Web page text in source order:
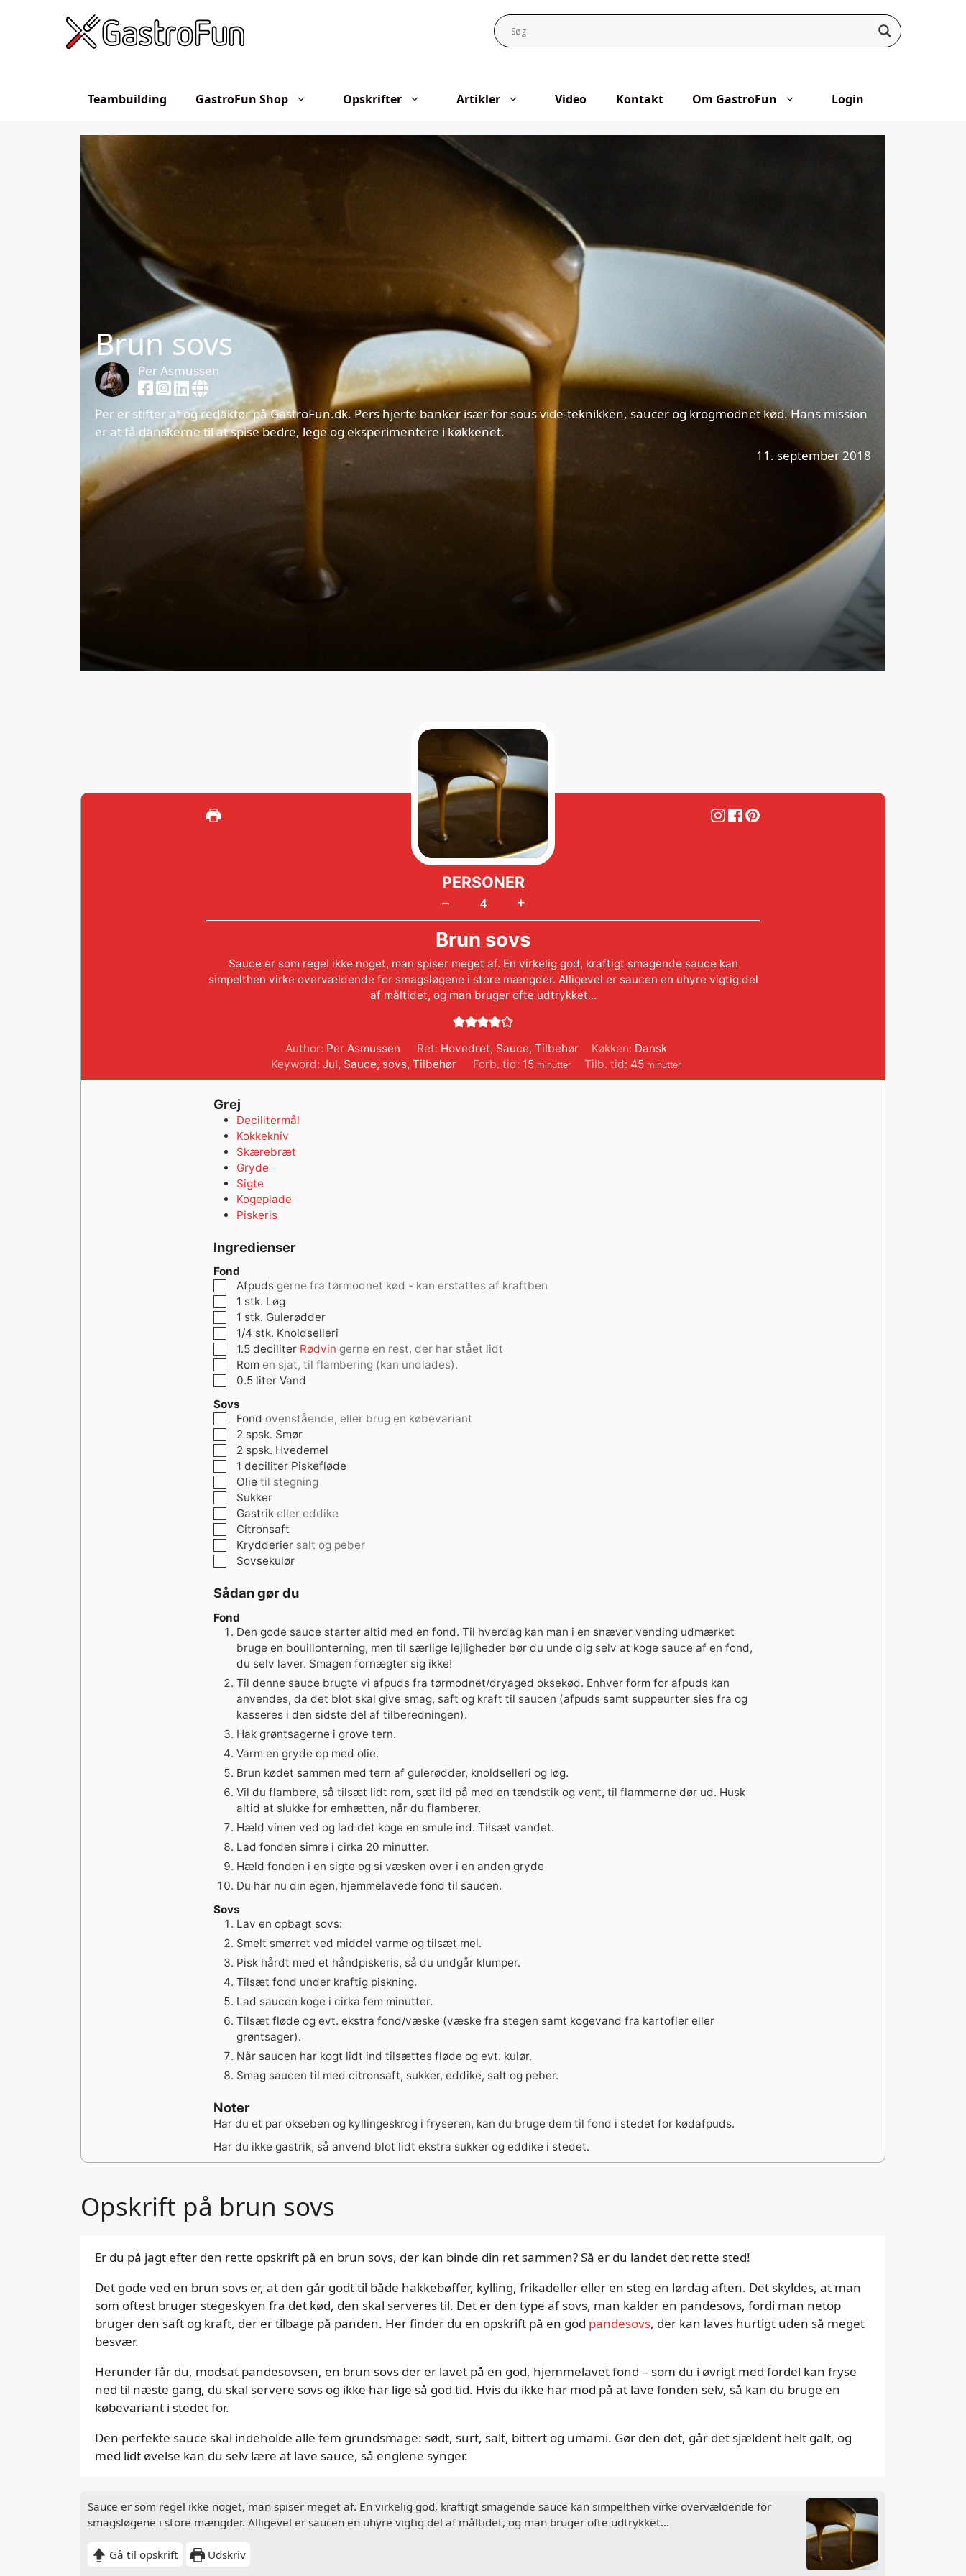
Teambuilding GastroFun Shop Opskrifter Artikler Video Kontakt Om GastroFun Login
Brun sovs
Per Asmussen
Per er stifter af og redaktør på GastroFun.dk. Pers hjerte banker især for sous vide-teknikken, saucer og krogmodnet kød. Hans mission
er at få danskerne til at spise bedre, lege og eksperimentere i køkkenet.
11. september 2018
Sauce er som regel ikke noget, man spiser meget af. En virkelig god, kraftigt smagende sauce kan simpelthen virke overvældende for
smagsløgene i store mængder. Alligevel er saucen en uhyre vigtig del af måltidet, og man bruger ofte udtrykket...
Gå til opskrift Udskriv
Opskrift på brun sovs
Er du på jagt efter den rette opskrift på en brun sovs, der kan binde din ret sammen? Så er du landet det rette sted!
Det gode ved en brun sovs er, at den går godt til både hakkebøffer, kylling, frikadeller eller en steg en lørdag aften. Det skyldes, at man
som oftest bruger stegeskyen fra det kød, den skal serveres til. Det er den type af sovs, man kalder en pandesovs, fordi man netop
bruger den saft og kraft, der er tilbage på panden. Her finder du en opskrift på en god pandesovs, der kan laves hurtigt uden så meget
besvær.
Herunder får du, modsat pandesovsen, en brun sovs der er lavet på en god, hjemmelavet fond – som du i øvrigt med fordel kan fryse
ned til næste gang, du skal servere sovs og ikke har lige så god tid. Hvis du ikke har mod på at lave fonden selv, så kan du bruge en
købevariant i stedet for.
Den perfekte sauce skal indeholde alle fem grundsmage: sødt, surt, salt, bittert og umami. Gør den det, går det sjældent helt galt, og
med lidt øvelse kan du selv lære at lave sauce, så englene synger.
– +
PERSONER
Brun sovs
Sauce er som regel ikke noget, man spiser meget af. En virkelig god, kraftigt smagende sauce kan
simpelthen virke overvældende for smagsløgene i store mængder. Alligevel er saucen en uhyre vigtig del
af måltidet, og man bruger ofte udtrykket...
Author: Per Asmussen Ret: Hovedret, Sauce, Tilbehør Køkken: Dansk
Keyword:Jul, Sauce, sovs,Tilbehør Forb. tid: 15minutter
minutter Tilb. tid: 45minutter
minutter
Grej
Decilitermål
Kokkekniv
Skærebræt
Gryde
Sigte
Kogeplade
Piskeris
Ingredienser
Fond
▢
Afpuds gerne fra tørmodnet kød - kan erstattes af kraftben
▢1 stk. Løg
▢1 stk. Gulerødder
▢1/4 stk. Knoldselleri
▢1.5 deciliter Rødvin gerne en rest, der har stået lidt
▢
Rom en sjat, til flambering (kan undlades).
▢
0.5 liter Vand
Sovs
▢
Fond ovenstående, eller brug en købevariant
▢
2 spsk. Smør
▢
2 spsk. Hvedemel
▢1 deciliter Piskefløde
▢
Olie til stegning
▢
Sukker
▢
Gastrik eller eddike
▢
Citronsaft
▢
Krydderier salt og peber
▢
Sovsekulør
Sådan gør du
Fond
Den gode sauce starter altid med en fond. Til hverdag kan man i en snæver vending udmærket
bruge en bouillonterning, men til særlige lejligheder bør du unde dig selv at koge sauce af en fond,
du selv laver. Smagen fornægter sig ikke!
Til denne sauce brugte vi afpuds fra tørmodnet/dryaged oksekød. Enhver form for afpuds kan
anvendes, da det blot skal give smag, saft og kraft til saucen (afpuds samt suppeurter sies fra og
kasseres i den sidste del af tilberedningen).
Hak grøntsagerne i grove tern.
Varm en gryde op med olie.
Brun kødet sammen med tern af gulerødder, knoldselleri og løg.
Vil du flambere, så tilsæt lidt rom, sæt ild på med en tændstik og vent, til flammerne dør ud. Husk
altid at slukke for emhætten, når du flamberer.
Hæld vinen ved og lad det koge en smule ind. Tilsæt vandet.
Lad fonden simre i cirka 20 minutter.
Hæld fonden i en sigte og si væsken over i en anden gryde
Du har nu din egen, hjemmelavede fond til saucen.
Sovs
Lav en opbagt sovs:
Smelt smørret ved middel varme og tilsæt mel.
Pisk hårdt med et håndpiskeris, så du undgår klumper.
Tilsæt fond under kraftig piskning.
Lad saucen koge i cirka fem minutter.
Tilsæt fløde og evt. ekstra fond/væske (væske fra stegen samt kogevand fra kartofler eller
grøntsager).
Når saucen har kogt lidt ind tilsættes fløde og evt. kulør.
Smag saucen til med citronsaft, sukker, eddike, salt og peber.
Noter
Har du et par okseben og kyllingeskrog i fryseren, kan du bruge dem til fond i stedet for kødafpuds.
Har du ikke gastrik, så anvend blot lidt ekstra sukker og eddike i stedet.